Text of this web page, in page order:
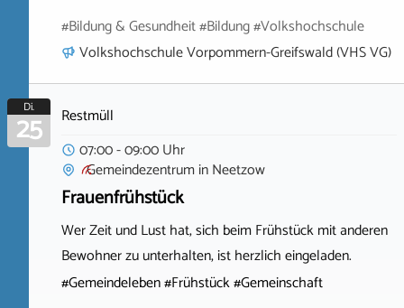
#Bildung & Gesundheit #Bildung #Volkshochschule
Volkshochschule Vorpommern-Greifswald (VHS VG)
Di.
25
Restmüll
07:00 - 09:00 Uhr
GemeindezentruminNeetzow
Frauenfrühstück
Wer Zeit und Lust hat, sich beim Frühstück mit anderen
Bewohner zu unterhalten, ist herzlich eingeladen.
#Gemeindeleben #Frühstück #Gemeinschaft